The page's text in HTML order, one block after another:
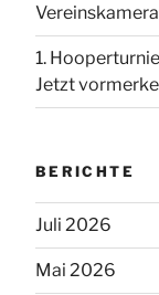
1.
Jetzt
BERICHTE
Juli 2026
Mai 2026